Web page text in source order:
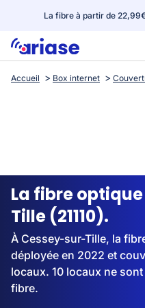
La fibre à partir de
Box internet
Streaming
Accueil Box internet
La fibre
Tille (21110).
À Cessey-sur-Tille, la
déployée en 2022 et
locaux. 10 locaux ne
fibre.